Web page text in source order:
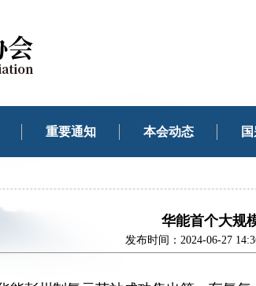
重要通知 本会动态
华能首个大规
发布时间：2024-06-27